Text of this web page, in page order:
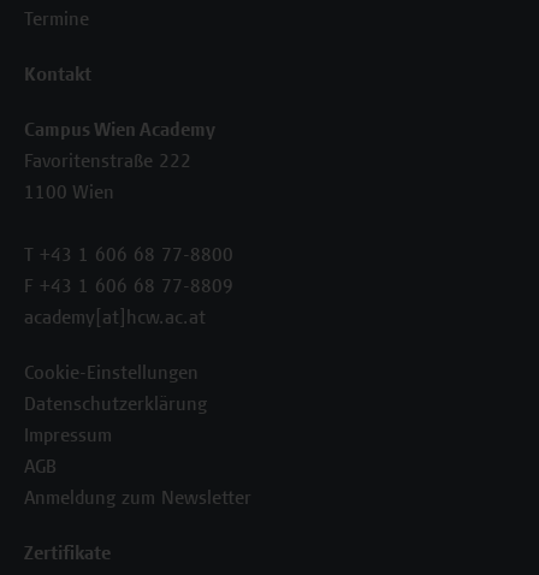
Termine
Kontakt
Campus Wien Academy
Favoritenstraße 222
1100 Wien
T +43 1 606 68 77-8800
F +43 1 606 68 77-8809
academy[at]hcw.ac.at
Cookie-Einstellungen
Datenschutzerklärung
Impressum
AGB
Anmeldung zum Newsletter
Zertifikate